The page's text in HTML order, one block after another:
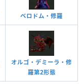
ベロドム・修羅
オルゴ・デミーラ・修
羅第2形態